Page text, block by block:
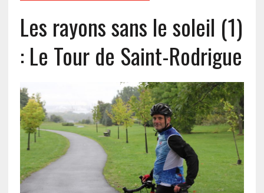
Les rayons sans le soleil (1)
: Le Tour de Saint-Rodrigue